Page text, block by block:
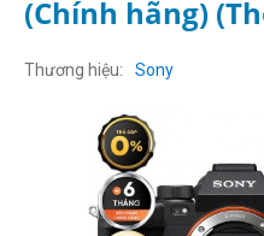
(Chính hãng)
Thương hiệu Sony